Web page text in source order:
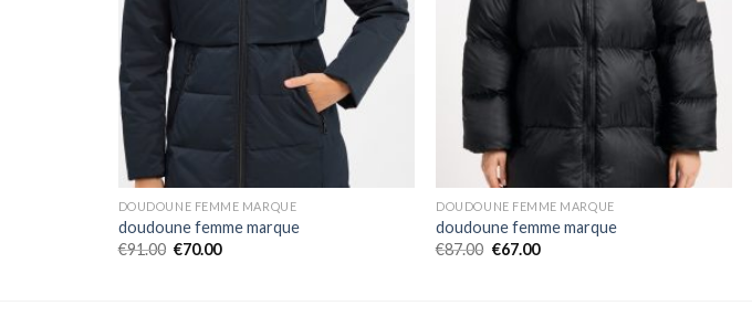
DOUDOUNE FEMME MARQUE
doudoune femme marque
€91.00 €70.00
DOUDOUNE FEMME MARQUE
doudoune femme marque
€87.00 €67.00